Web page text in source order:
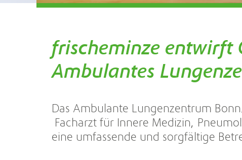
frischeminze entwirft
Ambulantes
Das Ambulante Lungenzentrum
Facharzt für Innere Medizin,
eine umfassende und sorgfältige